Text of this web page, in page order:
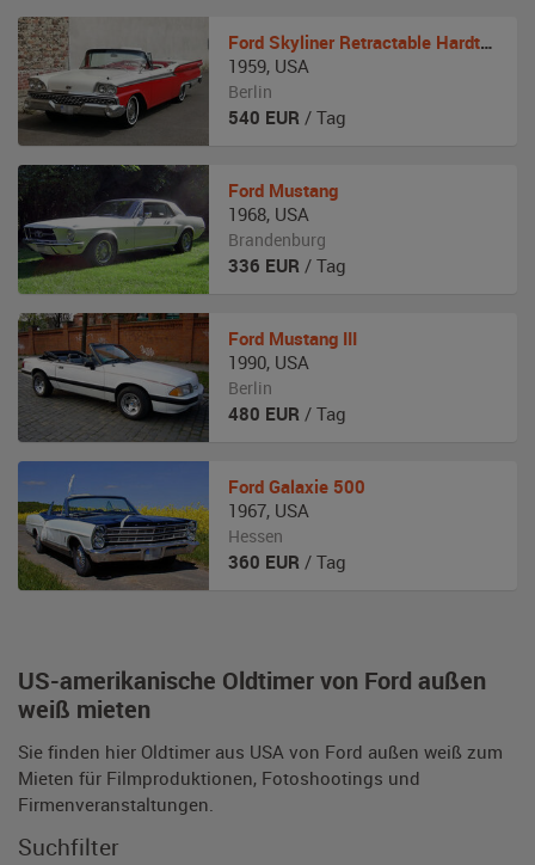
US-amerikanische Oldtimer von Ford außen
weiß mieten
Sie finden hier Oldtimer aus USA von Ford außen weiß zum
Mieten für Filmproduktionen, Fotoshootings und
Firmenveranstaltungen.
Ford Skyliner Retractable Hardtop
1959, USA
Berlin
540 EUR / Tag
Ford Mustang
1968, USA
Brandenburg
336 EUR / Tag
Ford Mustang III
1990, USA
Berlin
480 EUR / Tag
Ford Galaxie 500
1967, USA
Hessen
360 EUR / Tag
Suchfilter